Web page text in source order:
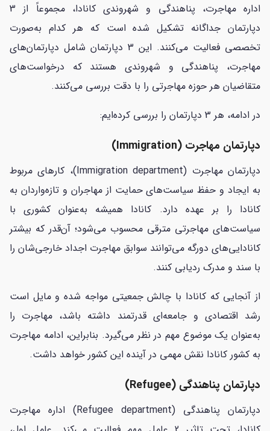
اداره مهاجرت، پناهندگی و شهروندی کانادا، مجموعاً از 3
دپارتمان جداگانه تشکیل شده است که هر کدام به‌صورت
تخصصی فعالیت می‌کنند. این 3 دپارتمان شامل دپارتمان‌های
مهاجرت، پناهندگی و شهروندی هستند که درخواست‌های
متقاضیان هر حوزه مهاجرتی را با دقت بررسی می‌کنند.
در ادامه، هر 3 دپارتمان را بررسی کرده‌ایم:
دپارتمان مهاجرت (Immigration)
دپارتمان مهاجرت (Immigration department)، کارهای مربوط
به ایجاد و حفظ سیاست‌های حمایت از مهاجران و تازه‌واردان به
کانادا را بر عهده دارد. کانادا همیشه به‌عنوان کشوری با
سیاست‌های مهاجرتی مترقی محسوب می‌شود؛ آن‌قدر که بیشتر
کانادایی‌های دورگه می‌توانند سوابق مهاجرت اجداد خارجی‌شان را
با سند و مدرک ردیابی کنند.
از آنجایی که کانادا با چالش جمعیتی مواجه شده و مایل است
رشد اقتصادی و جامعه‌ای قدرتمند داشته باشد، مهاجرت را
به‌عنوان یک موضوع مهم در نظر می‌گیرد. بنابراین، ادامه مهاجرت
به کشور کانادا نقش مهمی در آینده این کشور خواهد داشت.
دپارتمان پناهندگی (Refugee)
دپارتمان پناهندگی (Refugee department) اداره مهاجرت